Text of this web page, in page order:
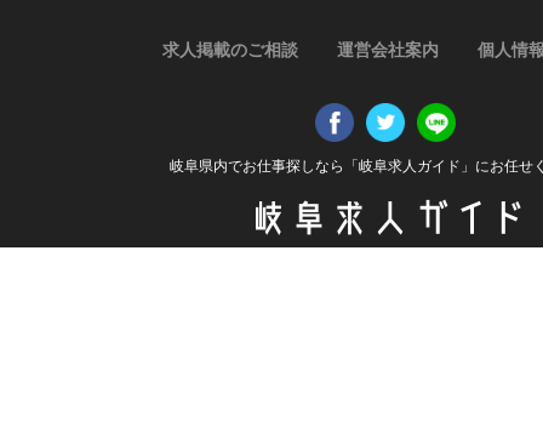
岐阜県内でお仕事探しなら「岐阜求人ガイド」にお任せ
求人掲載のご相談 運営会社案内 個人情